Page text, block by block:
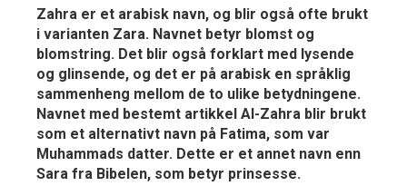
Zahra er et arabisk navn, og blir også ofte brukt
i varianten Zara. Navnet betyr blomst og
blomstring. Det blir også forklart med lysende
og glinsende, og det er på arabisk en språklig
sammenheng mellom de to ulike betydningene.
Navnet med bestemt artikkel Al-Zahra blir brukt
som et alternativt navn på Fatima, som var
Muhammads datter. Dette er et annet navn enn
Sara fra Bibelen, som betyr prinsesse.